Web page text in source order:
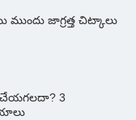
జాగ్రత్త చిట్కాలు
చేయగలదా? 3